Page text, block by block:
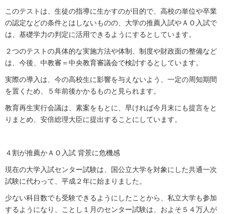
このテストは、生徒の指導に生かすのが目的で、高校の単位や卒業
の認定などの条件とはしないものの、大学の推薦入試やＡＯ入試で
は、基礎学力の判定に活用できるようにするとしています。
２つのテストの具体的な実施方法や体制、制度や財政面の整備など
は、今後、中教審＝中央教育審議会で検討するとしています。
実際の導入は、今の高校生に影響を与えないよう、一定の周知期間
を置くため、５年前後かかるものと見られます。
教育再生実行会議は、素案をもとに、早ければ今月末にも提言をと
りまとめ、安倍総理大臣に提出することにしています。
４割が推薦かＡＯ入試 背景に危機感
現在の大学入試センター試験は、国公立大学を対象にした共通一次
試験に代わって、平成２年に始まりました。
少ない科目数でも受験できるようにしたことから、私立大学も参加
するようになり、ことし１月のセンター試験は、およそ５４万人が